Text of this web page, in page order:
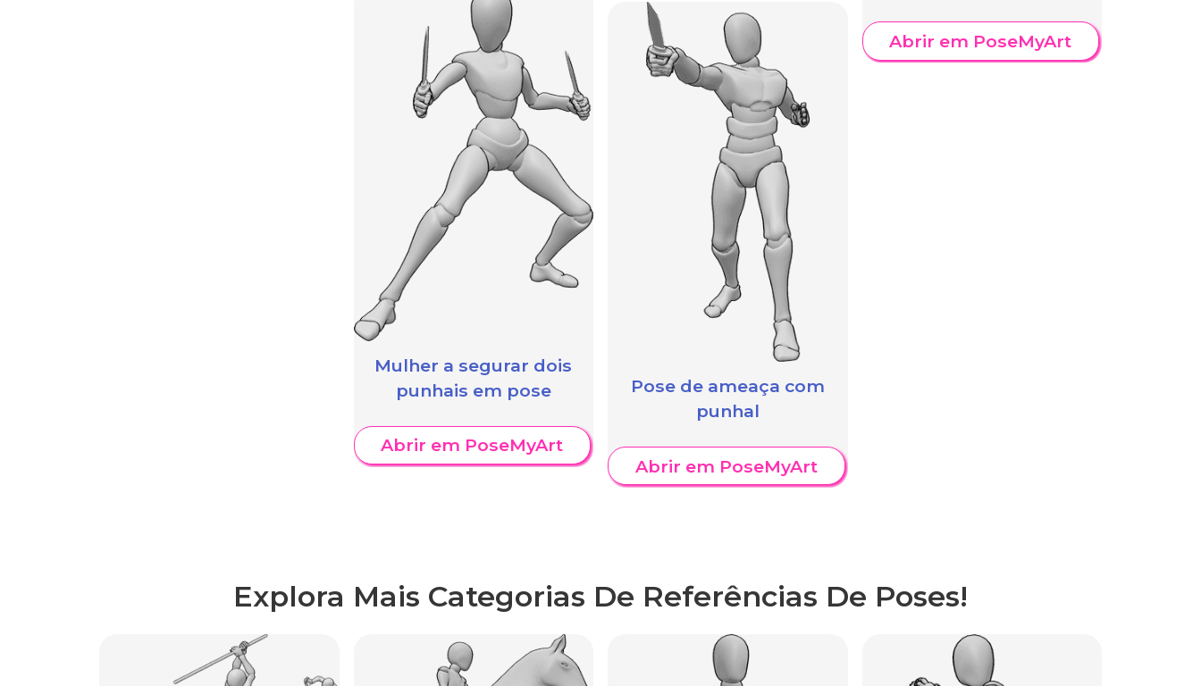
Mulher a segurar dois
punhais em pose
Abrir em PoseMyArt
Pose de ameaça com
punhal
Abrir em PoseMyArt
Abrir em PoseMyArt
Explora Mais Categorias De Referências De Poses!